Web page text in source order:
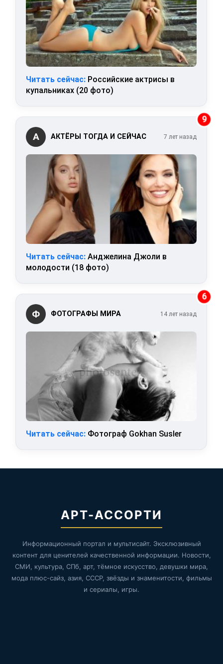
Читать сейчас: Российские актрисы в
купальниках (20 фото)
9
А АКТЁРЫ ТОГДА И СЕЙЧАС 7 лет назад
Читать сейчас: Анджелина Джоли в
молодости (18 фото)
6
Ф ФОТОГРАФЫ МИРА 14 лет назад
Читать сейчас: Фотограф Gokhan Susler
АРТ-АССОРТИ
Информационный портал и мультисайт. Эксклюзивный
контент для ценителей качественной информации. Новости,
СМИ, культура, СПб, арт, тёмное искусство, девушки мира,
мода плюс-сайз, азия, СССР, звёзды и знаменитости, фильмы
и сериалы, игры.